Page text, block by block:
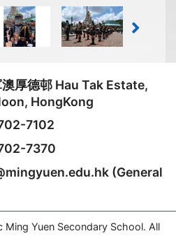
厚德邨 Hau Tak Estate,
HongKong
7102
7370
(General
Yuen Secondary School. All